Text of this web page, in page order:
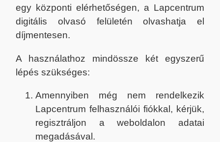
egy központi elérhetőségen, a Lapcentrum
digitális olvasó felületén olvashatja el
díjmentesen.
A használathoz mindössze két egyszerű
lépés szükséges:
Amennyiben még nem rendelkezik
Lapcentrum felhasználói fiókkal, kérjük,
regisztráljon a weboldalon adatai
megadásával.